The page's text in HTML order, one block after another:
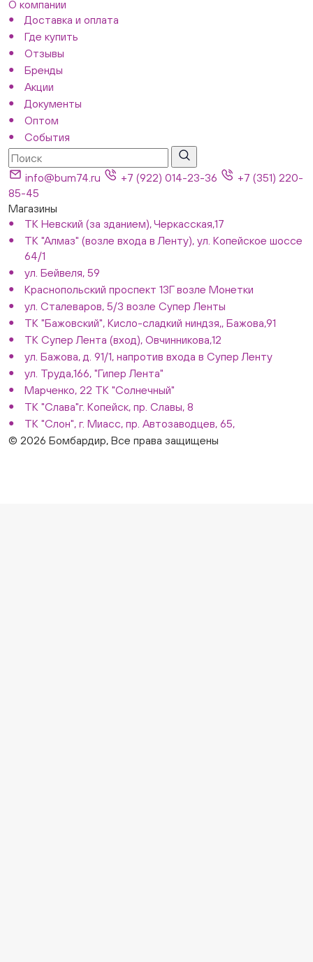
О компании
Доставка и оплата
Где купить
Отзывы
Бренды
Акции
Документы
Оптом
События
info@bum74.ru +7 (922) 014-23-36
+7 (351) 220-
85-45
Магазины
ТК Невский (за зданием), Черкасская,17
ТК "Алмаз" (возле входа в Ленту), ул. Копейское шоссе
64/1
ул. Бейвеля, 59
Краснопольский проспект 13Г возле Монетки
ул. Сталеваров, 5/3 возле Супер Ленты
ТК "Бажовский", Кисло-сладкий ниндзя,, Бажова,91
ТК Супер Лента (вход), Овчинникова,12
ул. Бажова, д. 91/1, напротив входа в Супер Ленту
ул. Труда,166, "Гипер Лента"
Марченко, 22 ТК "Солнечный"
ТК "Слава"г. Копейск, пр. Славы, 8
ТК "Слон", г. Миасс, пр. Автозаводцев, 65,
© 2026 Бомбардир, Все права защищены